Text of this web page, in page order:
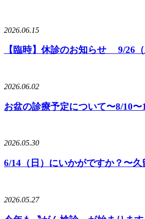
2026.06.15
【臨時】休診のお知らせ 9/26（
2026.06.02
お盆の診療予定について〜8/10〜
2026.05.30
6/14（日）にいかがですか？〜
2026.05.27